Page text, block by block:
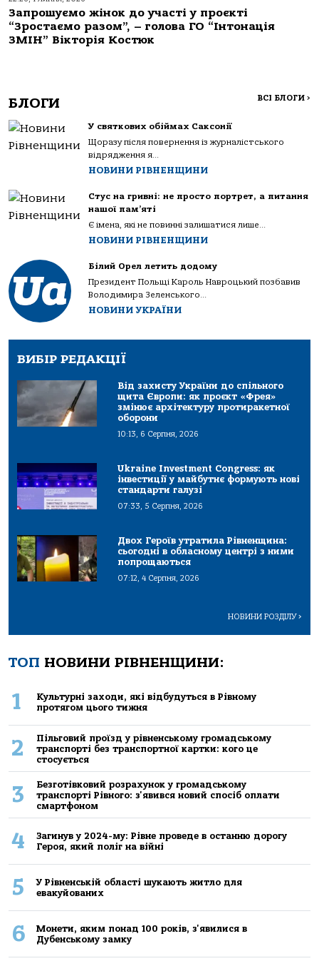
Запрошуємо жінок до участі у проєкті
“Зростаємо разом”, – голова ГО “Інтонація
ЗМІН” Вікторія Костюк
БЛОГИ ВСІ БЛОГИ >
У святкових обіймах Саксонії
Щоразу після повернення із журналістського
відрядження я...
НОВИНИ РІВНЕНЩИНИ
Стус на гривні: не просто портрет, а питання
нашої пам’яті
Є імена, які не повинні залишатися лише...
НОВИНИ РІВНЕНЩИНИ
Білий Орел летить додому
Президент Польщі Кароль Навроцький позбавив
Володимира Зеленського...
НОВИНИ УКРАЇНИ
ВИБІР РЕДАКЦІЇ
Від захисту України до спільного
щита Європи: як проєкт «Фрея»
змінює архітектуру протиракетної
оборони
10:13, 6 Серпня, 2026
Ukraine Investment Congress: як
інвестиції у майбутнє формують нові
стандарти галузі
07:33, 5 Серпня, 2026
Двох Героїв утратила Рівненщина:
сьогодні в обласному центрі з ними
попрощаються
07:12, 4 Серпня, 2026
НОВИНИ РОЗДІЛУ>
ТОП НОВИНИ РІВНЕНЩИНИ:
1
Культурні заходи, які відбудуться в Рівному
протягом цього тижня
2
Пільговий проїзд у рівненському громадському
транспорті без транспортної картки: кого це
стосується
3
Безготівковий розрахунок у громадському
транспорті Рівного: з'явився новий спосіб оплати
смартфоном
4
Загинув у 2024-му: Рівне проведе в останню дорогу
Героя, який поліг на війні
5
У Рівненській області шукають житло для
евакуйованих
6
Монети, яким понад 100 років, з'явилися в
Дубенському замку